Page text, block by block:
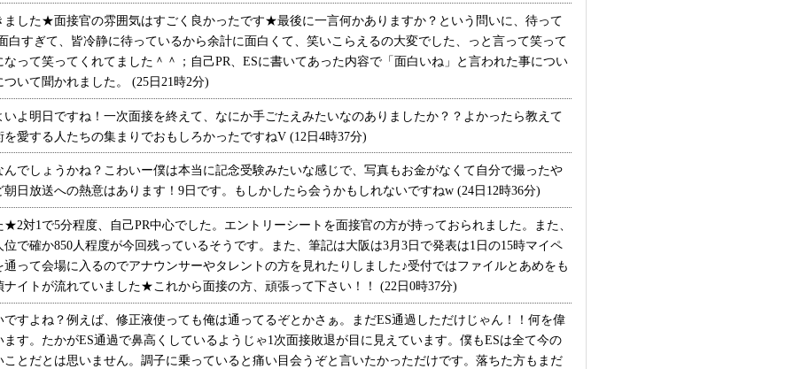
した★面接官の雰囲気はすごく良かったです★最後に一言何かありますか？という問いに、待って
白すぎて、皆冷静に待っているから余計に面白くて、笑いこらえるの大変でした、っと言って笑って
って笑ってくれてました＾＾；自己PR、ESに書いてあった内容で「面白いね」と言われた事につい
いて聞かれました。 (25日21時2分)
よ明日ですね！一次面接を終えて、なにか手ごたえみたいなのありましたか？？よかったら教えて
愛する人たちの集まりでおもしろかったですねV (12日4時37分)
でしょうかね？こわいー僕は本当に記念受験みたいな感じで、写真もお金がなくて自分で撮ったや
日放送への熱意はあります！9日です。もしかしたら会うかもしれないですねw (24日12時36分)
対1で5分程度、自己PR中心でした。エントリーシートを面接官の方が持っておられました。また、
位で確か850人程度が今回残っているそうです。また、筆記は大阪は3月3日で発表は1日の15時マイペ
って会場に入るのでアナウンサーやタレントの方を見れたりしました♪受付ではファイルとあめをも
ナイトが流れていました★これから面接の方、頑張って下さい！！ (22日0時37分)
すよね？例えば、修正液使っても俺は通ってるぞとかさぁ。まだES通過しただけじゃん！！何を偉
す。たかがES通過で鼻高くしているようじゃ1次面接敗退が目に見えています。僕もESは全て今の
とだとは思いません。調子に乗っていると痛い目会うぞと言いたかっただけです。落ちた方もまだ